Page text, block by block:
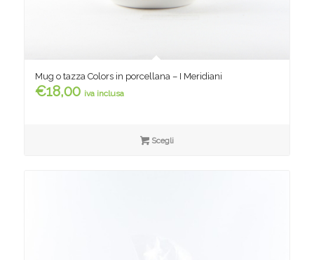
Mug o tazza Colors in porcellana – I Meridiani
€18,00 iva inclusa
Scegli